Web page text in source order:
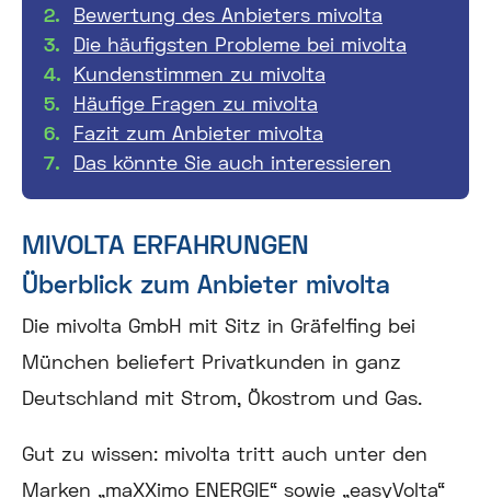
Bewertung des Anbieters mivolta
Die häufigsten Probleme bei mivolta
Kundenstimmen zu mivolta
Häufige Fragen zu mivolta
Fazit zum Anbieter mivolta
Das könnte Sie auch interessieren
MIVOLTA ERFAHRUNGEN
Überblick zum Anbieter mivolta
Die mivolta GmbH mit Sitz in Gräfelfing bei
München beliefert Privatkunden in ganz
Deutschland mit Strom, Ökostrom und Gas.
Gut zu wissen: mivolta tritt auch unter den
Marken „maXXimo ENERGIE“ sowie „easyVolta“